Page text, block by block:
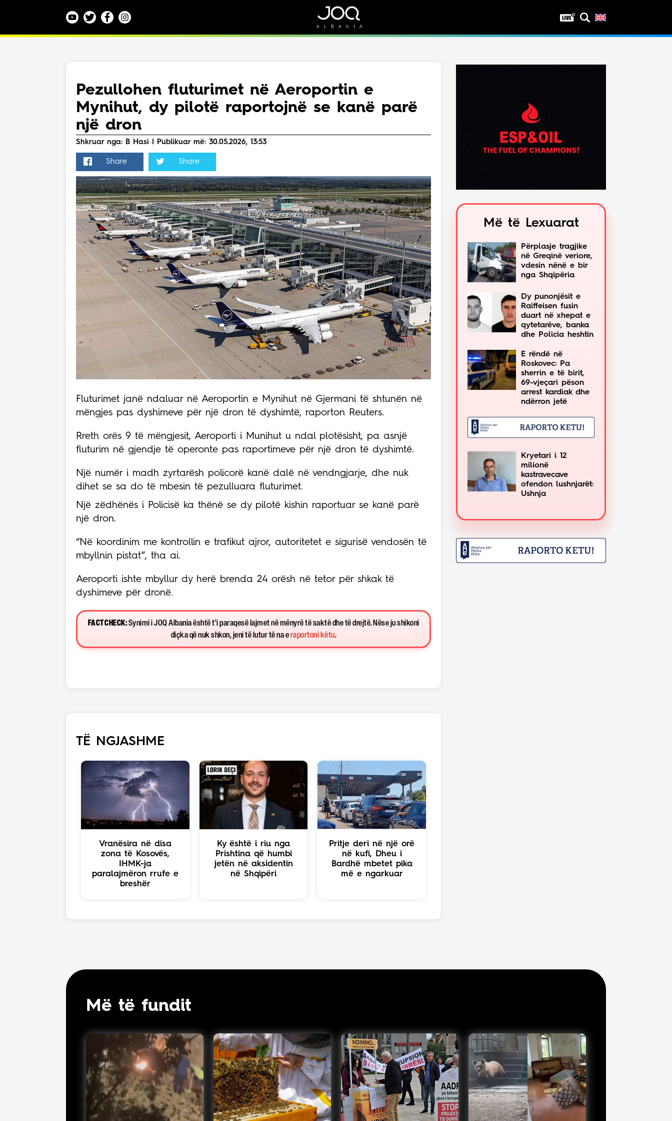
Lajme
Teknologji
Bota
Argëtim
Maqedoni
Puno me ne!
Live
Pezullohen fluturimet në Aeroportin e
Mynihut, dy pilotë raportojnë se kanë parë
një dron
Shkruar nga: B Hasi | Publikuar më: 30.05.2026, 13:53
Share Share
Fluturimet janë ndaluar në Aeroportin e Mynihut në Gjermani të shtunën në
mëngjes pas dyshimeve për një dron të dyshimtë, raporton Reuters.
Rreth orës 9 të mëngjesit, Aeroporti i Munihut u ndal plotësisht, pa asnjë
fluturim në gjendje të operonte pas raportimeve për një dron të dyshimtë.
Një numër i madh zyrtarësh policorë kanë dalë në vendngjarje, dhe nuk
dihet se sa do të mbesin të pezulluara fluturimet.
Një zëdhënës i Policisë ka thënë se dy pilotë kishin raportuar se kanë parë
një dron.
“Në koordinim me kontrollin e trafikut ajror, autoritetet e sigurisë vendosën të
mbyllnin pistat”, tha ai.
Aeroporti ishte mbyllur dy herë brenda 24 orësh në tetor për shkak të
dyshimeve për dronë.
FACT CHECK:Synimi i JOQ Albania është t’i paraqesë lajmet në mënyrë të saktë dhe të drejtë. Nëse ju shikoni
diçka që nuk shkon, jeni të lutur të na e raportoni këtu.
TË NGJASHME
Vranësira në disa
zona të Kosovës,
IHMK-ja
paralajmëron rrufe e
breshër
Ky është i riu nga
Prishtina që humbi
jetën në aksidentin
në Shqipëri
Pritje deri në një orë
në kufi, Dheu i
Bardhë mbetet pika
më e ngarkuar
Më të Lexuarat
Përplasje tragjike
në Greqinë veriore,
vdesin nënë e bir
nga Shqipëria
Dy punonjësit e
Raiffeisen fusin
duart në xhepat e
qytetarëve, banka
dhe Policia heshtin
E rëndë në
Roskovec: Pa
sherrin e të birit,
69-vjeçari pëson
arrest kardiak dhe
ndërron jetë
Kryetari i 12
milionë
kastravecave
ofendon lushnjarët:
Ushnja
Më të fundit